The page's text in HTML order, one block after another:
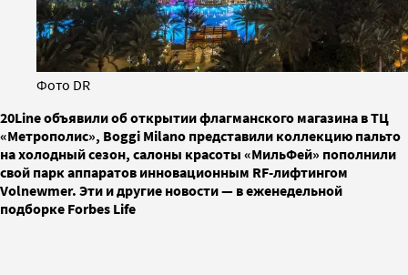
Фото DR
20Line объявили об открытии флагманского магазина в ТЦ
«Метрополис», Boggi Milano представили коллекцию пальто
на холодный сезон, салоны красоты «МильФей» пополнили
свой парк аппаратов инновационным RF-лифтингом
Volnewmer. Эти и другие новости — в еженедельной
подборке Forbes Life